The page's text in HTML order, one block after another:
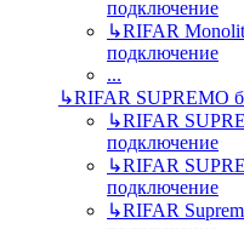
подключение
↳RIFAR
подключение
...
↳RIFAR SUPREMO
↳RIFAR
подключение
↳RIFAR
подключение
↳RIFAR